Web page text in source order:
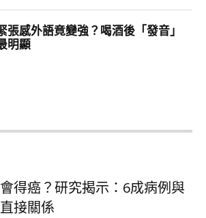
得癌？研究揭示：6成病例與
接關係